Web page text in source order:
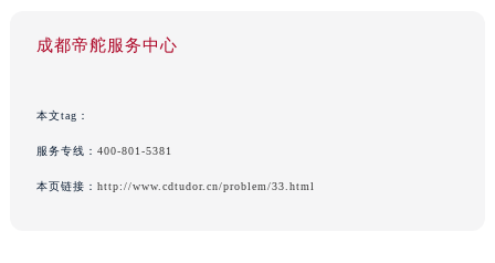
成都帝舵服务中心
本文tag：
服务专线： 400-801-5381
本页链接： http://www.cdtudor.cn/problem/33.html